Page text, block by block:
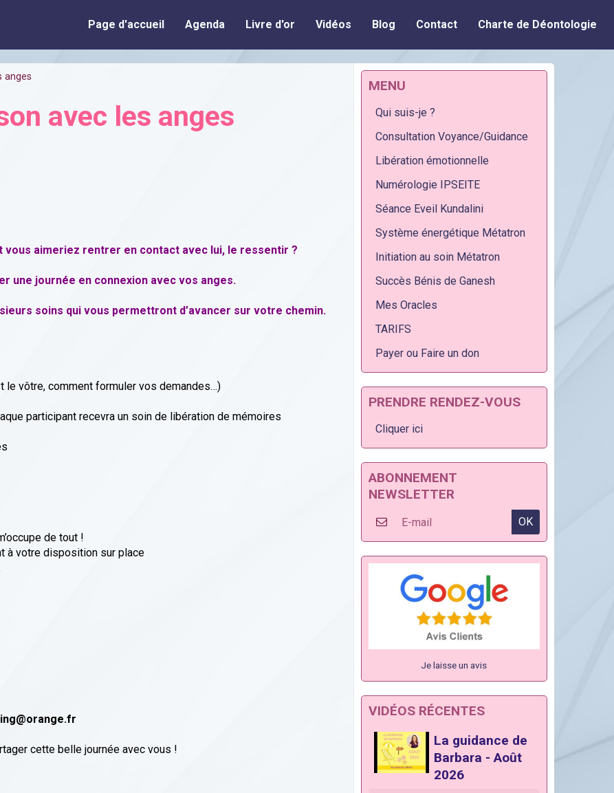
Page d'accueil Agenda Livre d'or Vidéos Blog Contact Charte de Déontologie
anges
avec les anges
vous aimeriez rentrer en contact avec lui, le ressentir ?
une journée en connexion avec vos anges.
soins qui vous permettront d’avancer sur votre chemin.
le vôtre, comment formuler vos demandes…)
participant recevra un soin de libération de mémoires
de tout !
à votre disposition sur place
cette belle journée avec vous !
MENU
Qui suis-je ?
Consultation Voyance/Guidance
Libération émotionnelle
Numérologie IPSEITE
Séance Eveil Kundalini
Système énergétique Métatron
Initiation au soin Métatron
Succès Bénis de Ganesh
Mes Oracles
TARIFS
Payer ou Faire un don
PRENDRE RENDEZ-VOUS
Cliquer ici
ABONNEMENT
NEWSLETTER
OK
Je laisse un avis
VIDÉOS RÉCENTES
La guidance de
Barbara - Août
2026